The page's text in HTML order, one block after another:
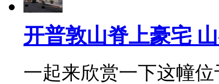
开普敦山脊上豪宅
一起来欣赏一下这幢